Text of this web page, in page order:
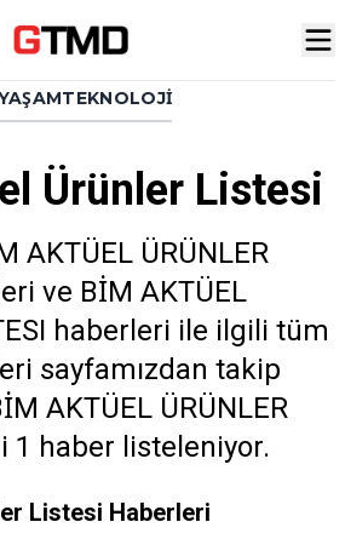
TEKNOLOJI
Ürünler Listesi
AKTÜEL ÜRÜNLER
ve BİM AKTÜEL
haberleri ile ilgili tüm
sayfamızdan takip
AKTÜEL ÜRÜNLER
1 haber listeleniyor.
Listesi Haberleri